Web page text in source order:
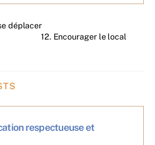
déplacer
12. Encourager le local
respectueuse et